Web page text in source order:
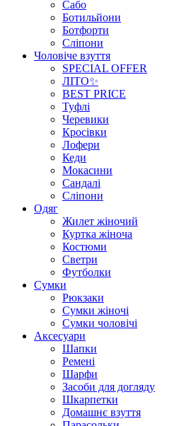
Сабо
Ботильйони
Ботфорти
Сліпони
Чоловіче взуття
SPECIAL OFFER
ЛІТО✨
BEST PRICE
Туфлі
Черевики
Кросівки
Лофери
Кеди
Мокасини
Сандалі
Сліпони
Одяг
Жилет жіночий
Куртка жіноча
Костюми
Светри
Футболки
Сумки
Рюкзаки
Сумки жіночі
Сумки чоловічі
Аксеcуари
Шапки
Ремені
Шарфи
Засоби для догляду
Шкарпетки
Домашнє взуття